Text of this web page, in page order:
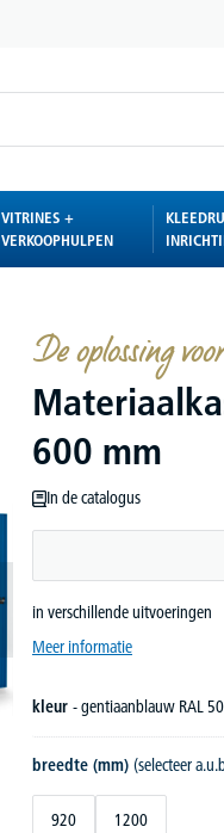
VITRINES +
VERKOOPHULPEN
De oplossing
600 mm
In de catalogus
in verschillende uitvoeringen
Meer informatie
kleur - gentiaanblauw RAL
breedte (mm) (selecteer
920 1200